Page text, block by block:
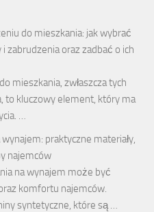
do mieszkania: jak wybrać
zabrudzenia oraz zadbać o ich
mieszkania, zwłaszcza tych
to kluczowy element, który ma
…
praktyczne materiały,
najemców
na wynajem może być
komfortu najemców.
syntetyczne, które są …